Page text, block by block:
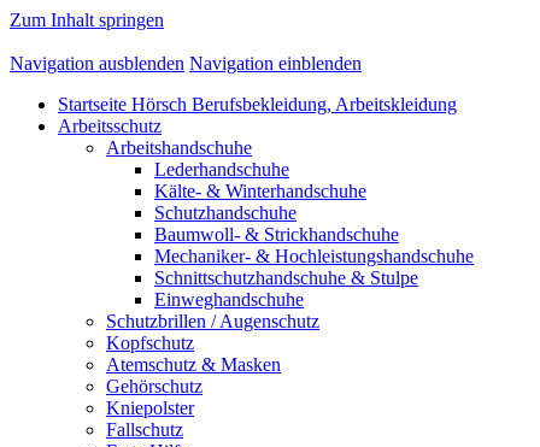
Zum Inhalt springen
Navigation ausblenden Navigation einblenden
Startseite Hörsch Berufsbekleidung, Arbeitskleidung
Arbeitsschutz
Arbeitshandschuhe
Lederhandschuhe
Kälte- & Winterhandschuhe
Schutzhandschuhe
Baumwoll- & Strickhandschuhe
Mechaniker- & Hochleistungshandschuhe
Schnittschutzhandschuhe & Stulpe
Einweghandschuhe
Schutzbrillen / Augenschutz
Kopfschutz
Atemschutz & Masken
Gehörschutz
Kniepolster
Fallschutz